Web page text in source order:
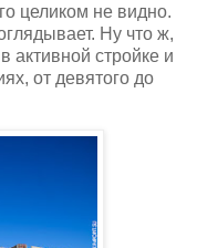
целиком не видно.
Ну что ж,
активной стройке и
от девятого до